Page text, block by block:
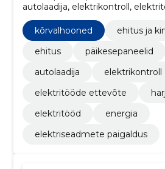
autolaadija, elektrikontroll,
harjumaa, elektritööd, energia
kõrvalhooned
ehitus ja
ehitus
päikesepaneelid
autolaadija
elektrikontroll
elektritööde ettevõte
elektritööd
energia
elektriseadmete paigaldus